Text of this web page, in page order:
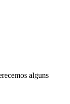
alguns